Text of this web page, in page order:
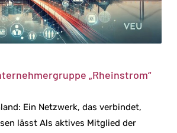
„Rheinstrom“
Ein Netzwerk, das verbindet,
lässt Als aktives Mitglied der